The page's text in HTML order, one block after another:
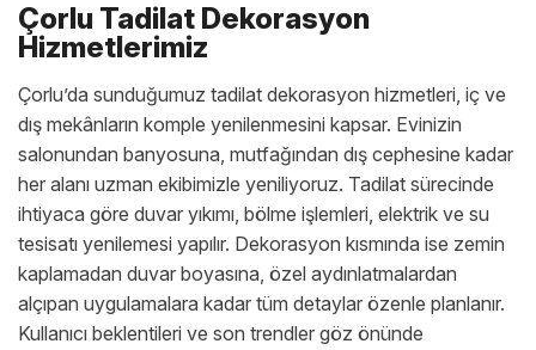
Çorlu Tadilat Dekorasyon
Hizmetlerimiz
Çorlu’da sunduğumuz tadilat dekorasyon hizmetleri, iç ve
dış mekânların komple yenilenmesini kapsar. Evinizin
salonundan banyosuna, mutfağından dış cephesine kadar
her alanı uzman ekibimizle yeniliyoruz. Tadilat sürecinde
ihtiyaca göre duvar yıkımı, bölme işlemleri, elektrik ve su
tesisatı yenilemesi yapılır. Dekorasyon kısmında ise zemin
kaplamadan duvar boyasına, özel aydınlatmalardan
alçıpan uygulamalara kadar tüm detaylar özenle planlanır.
Kullanıcı beklentileri ve son trendler göz önünde